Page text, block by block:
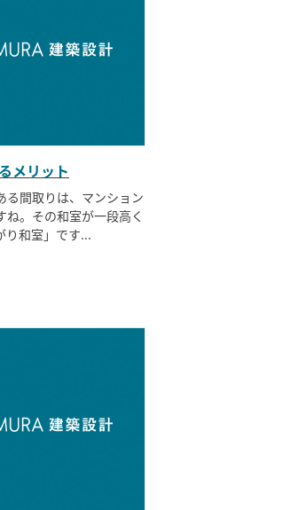
メリット
る間取りは、マンション
。その和室が一段高く
り和室」です...